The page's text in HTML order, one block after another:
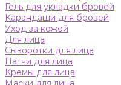
Гель для укладки бровей
Карандаши для бровей
Уход за кожей
Для лица
Сыворотки для лица
Патчи для лица
Кремы для лица